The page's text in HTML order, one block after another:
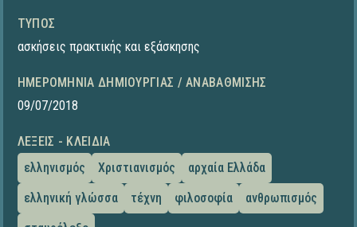
ΤΎΠΟΣ
ασκήσεις πρακτικής και εξάσκησης
ΗΜΕΡΟΜΗΝΊΑ ΔΗΜΙΟΥΡΓΊΑΣ / ΑΝΑΒΆΘΜΙΣΗΣ
09/07/2018
ΛΈΞΕΙΣ - ΚΛΕΙΔΙΆ
ελληνισμός
Χριστιανισμός
αρχαία Ελλάδα
ελληνική γλώσσα
τέχνη φιλοσοφία
ανθρωπισμός